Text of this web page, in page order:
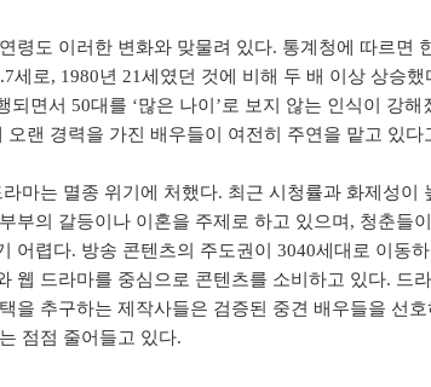
령도 이러한 변화와 맞물려 있다. 통계청에 따르면
세로, 1980년 21세였던 것에 비해 두 배 이상 상승했
되면서 50대를 ‘많은 나이’로 보지 않는 인식이 강해
오랜 경력을 가진 배우들이 여전히 주연을 맡고 있다
마는 멸종 위기에 처했다. 최근 시청률과 화제성이
부의 갈등이나 이혼을 주제로 하고 있으며, 청춘들
어렵다. 방송 콘텐츠의 주도권이 3040세대로 이동하
웹 드라마를 중심으로 콘텐츠를 소비하고 있다. 드
을 추구하는 제작사들은 검증된 중견 배우들을 선
점점 줄어들고 있다.